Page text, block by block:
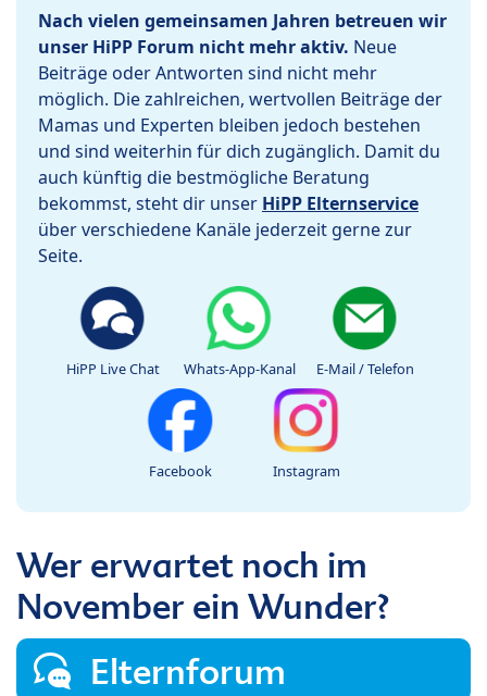
Nach vielen gemeinsamen Jahren betreuen wir
unser HiPP Forum nicht mehr aktiv. Neue
Beiträge oder Antworten sind nicht mehr
möglich. Die zahlreichen, wertvollen Beiträge der
Mamas und Experten bleiben jedoch bestehen
und sind weiterhin für dich zugänglich. Damit du
auch künftig die bestmögliche Beratung
bekommst, steht dir unser HiPP Elternservice
über verschiedene Kanäle jederzeit gerne zur
Seite.
HiPP Live Chat Whats-App-Kanal E-Mail / Telefon
Facebook Instagram
Wer erwartet noch im
November ein Wunder?
Elternforum